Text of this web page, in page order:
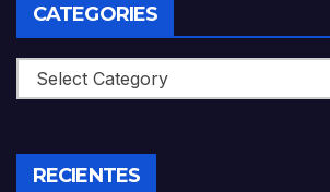
CATEGORIES
Categories
RECIENTES